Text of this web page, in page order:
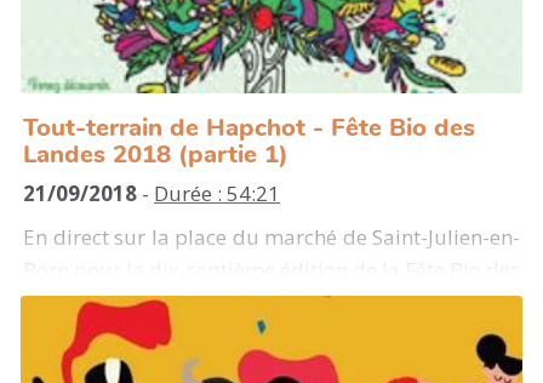
Tout-terrain de Hapchot - Fête Bio des
Landes 2018 (partie 1)
21/09/2018 - Durée : 54:21
En direct sur la place du marché de Saint-Julien-en-
Born pour la dix-septième édition de la Fête Bio des
Landes les 21, 22 et 23 septembre 2018. Lucas et
Louis nous font visiter et discuter avec les
différent.e.s intervenant.e.s de cette fête.